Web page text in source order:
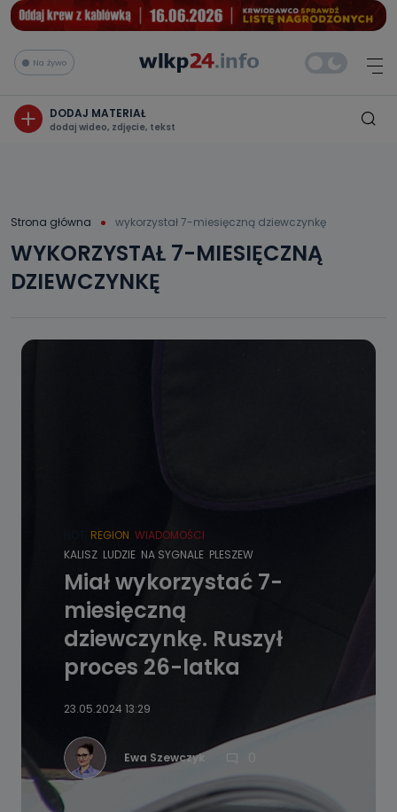
Na żywo
DODAJ MATERIAŁ
dodaj wideo, zdjęcie, tekst
Strona główna wykorzystał 7-miesięczną dziewczynkę
WYKORZYSTAŁ 7-MIESIĘCZNĄ
DZIEWCZYNKĘ
REGION WIADOMOŚCI
KALISZ LUDZIE NA SYGNALE PLESZEW
Miał wykorzystać 7-
miesięczną
dziewczynkę. Ruszył
proces 26-latka
23.05.2024 13:29
Ewa Szewczyk 0